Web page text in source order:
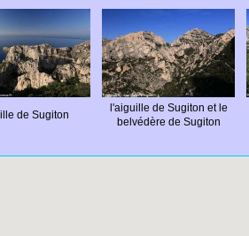
de Sugiton
l'aiguille de Sugiton et le
belvédère de Sugiton